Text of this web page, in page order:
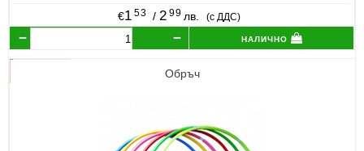
€1 53 / 2 99 лв. (с ДДС)
налично
Обръч